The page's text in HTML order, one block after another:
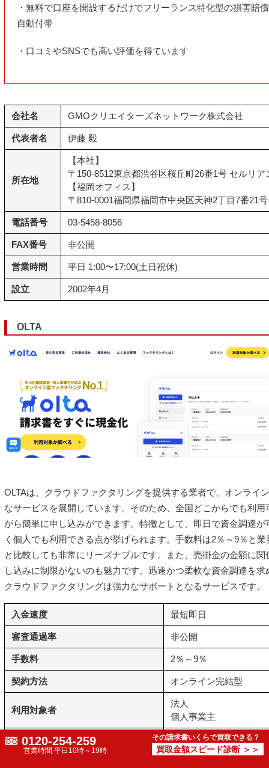
・無料で口座を開設するだけでフリーランス特化型の損害賠
自動付帯
・口コミやSNSでも高い評価を得ています
会社名 GMOクリエイターズネットワーク株式会社
代表者名 伊藤 毅
所在地
【本社】
〒150-8512東京都渋谷区桜丘町26番1号 セルリア
【福岡オフィス】
〒810-0001福岡県福岡市中央区天神2丁目7番21
電話番号 03-5458-8056
FAX番号 非公開
営業時間 平日 1:00〜17:00(土日祝休)
設立 2002年4月
OLTA
OLTAは、クラウドファクタリングを提供する業者で、オンライ
なサービスを展開しています。そのため、全国どこからでも利
がら簡単に申し込みができます。特徴として、即日で資金調達
く個人でも利用できる点が挙げられます。手数料は2％～9％と
と比較しても非常にリーズナブルです。また、売掛金の金額に
し込みに制限がないのも魅力です。迅速かつ柔軟な資金調達を求
クラウドファクタリングは強力なサポートとなるサービスです。
入金速度 最短即日
審査通過率 非公開
手数料 2％～9％
契約方法 オンライン完結型
利用対象者
法人
個人事業主
利用可能額 上限なし
0120-254-259
営業時間 平日10時～19時
その請求書いくらで買取できる？
買取金額スピード診断 ＞＞